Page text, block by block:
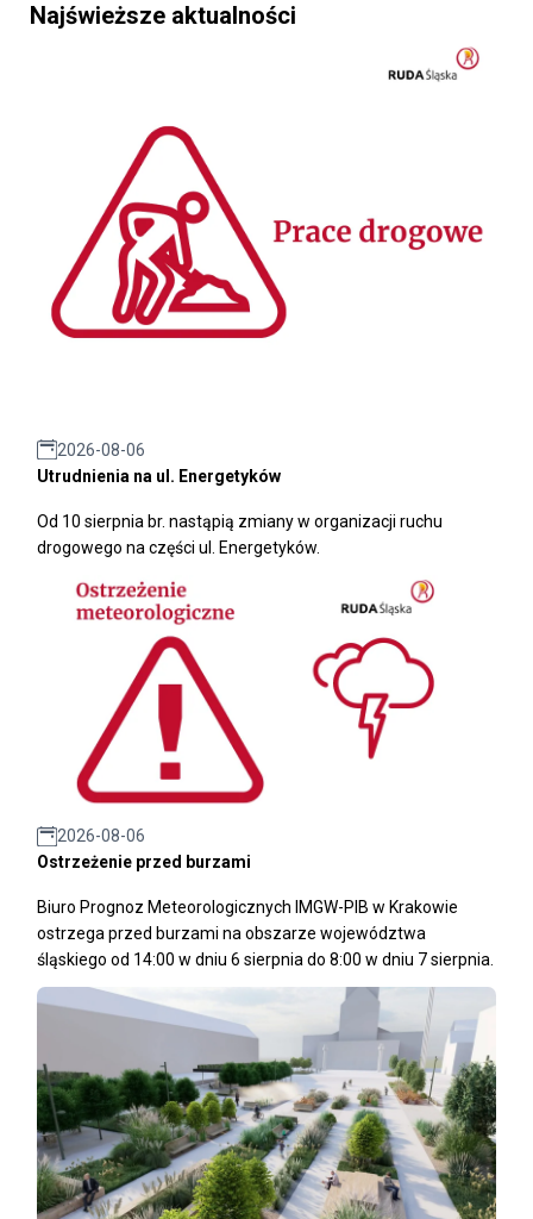
Najświeższe aktualności
2026-08-06
Utrudnienia na ul. Energetyków
Od 10 sierpnia br. nastąpią zmiany w organizacji ruchu
drogowego na części ul. Energetyków.
2026-08-06
Ostrzeżenie przed burzami
Biuro Prognoz Meteorologicznych IMGW-PIB w Krakowie
ostrzega przed burzami na obszarze województwa
śląskiego od 14:00 w dniu 6 sierpnia do 8:00 w dniu 7 sierpnia.